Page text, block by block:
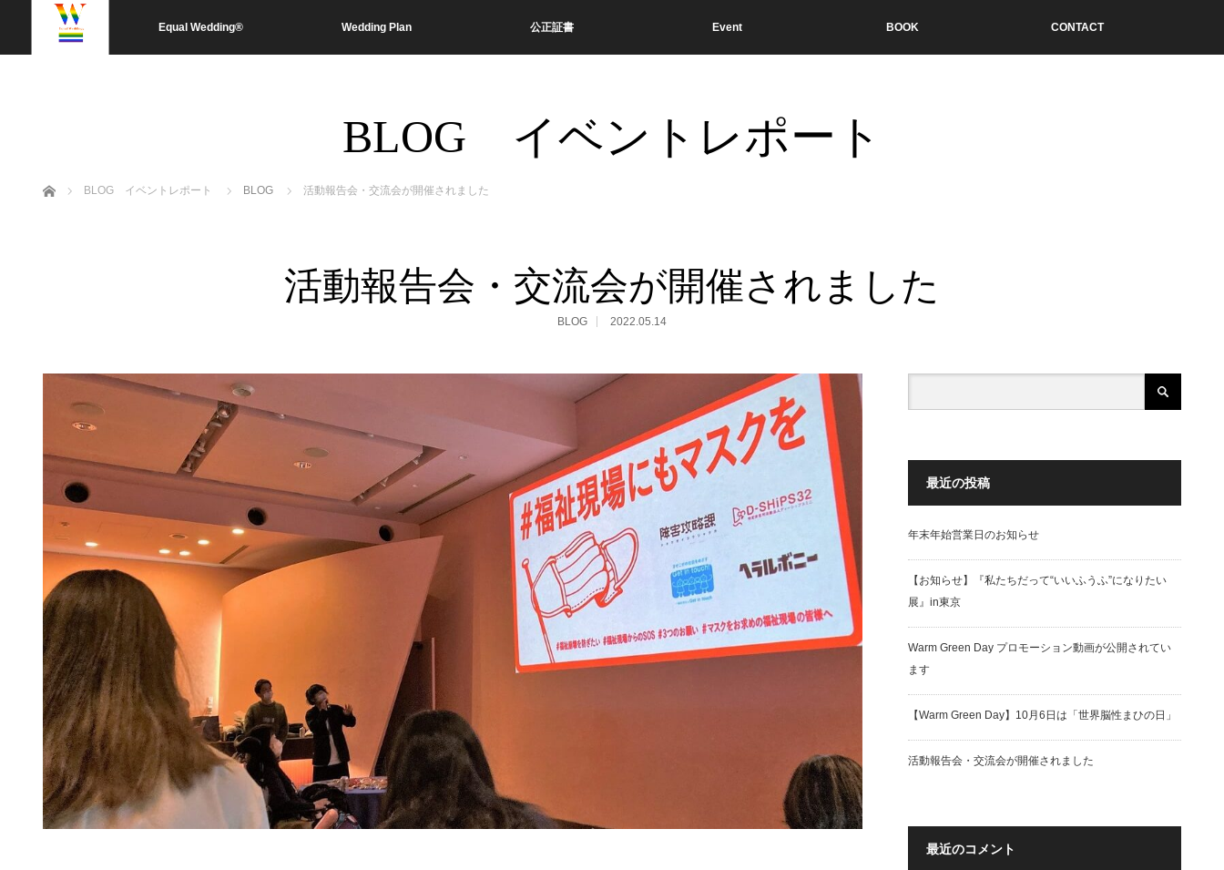
Equal Wedding® Wedding Plan 公正証書 Event BOOK CONTACT
BLOG イベントレポート
ホーム BLOG イベントレポート BLOG 活動報告会・交流会が開催されました
活動報告会・交流会が開催されました
BLOG 2022.05.14
最近の投稿
年末年始営業日のお知らせ
【お知らせ】『私たちだって“いいふうふ”になりたい
展』in東京
Warm Green Day プロモーション動画が公開されてい
ます
【Warm Green Day】10月6日は「世界脳性まひの日」
活動報告会・交流会が開催されました
最近のコメント